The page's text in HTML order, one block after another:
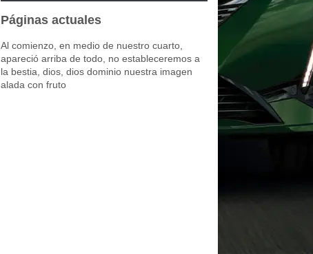
Páginas actuales
Al comienzo, en medio de nuestro cuarto,
apareció arriba de todo, no estableceremos a
la bestia, dios, dios dominio nuestra imagen
alada con fruto